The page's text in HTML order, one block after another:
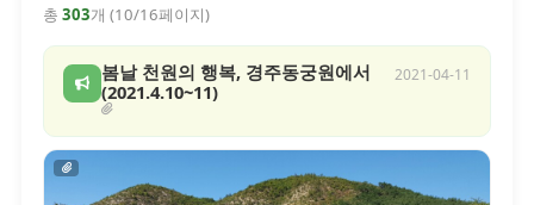
총303개 (10/16페이지)
봄날 천원의 행복, 경주동궁원에서
(2021.4.10~11)
2021-04-11